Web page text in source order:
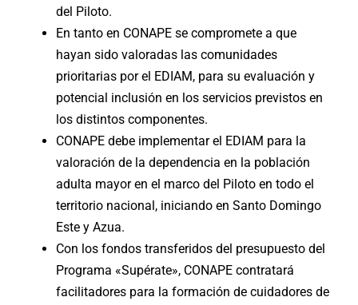
del Piloto.
En tanto en CONAPE se compromete a que
hayan sido valoradas las comunidades
prioritarias por el EDIAM, para su evaluación y
potencial inclusión en los servicios previstos en
los distintos componentes.
CONAPE debe implementar el EDIAM para la
valoración de la dependencia en la población
adulta mayor en el marco del Piloto en todo el
territorio nacional, iniciando en Santo Domingo
Este y Azua.
Con los fondos transferidos del presupuesto del
Programa «Supérate», CONAPE contratará
facilitadores para la formación de cuidadores de